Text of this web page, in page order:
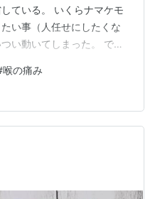
ている。 いくらナマケモ
い事（人任せにしたくな
い動いてしまった。 で
く食べられた。 ↓安くな
オシオだけど、水をかけ
喉の痛み